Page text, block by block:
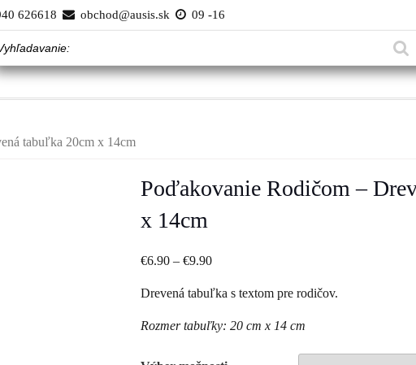
626618 obchod@ausis.sk 09 -16
tabuľka 20cm x 14cm
Poďakovanie Rodičom –
x 14cm
€6.90– €9.90
Drevená tabuľka s textom pre rodičov.
Rozmer tabuľky: 20 cm x 14 cm